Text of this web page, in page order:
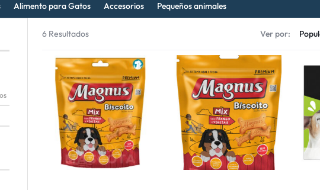
Alimento para Gatos Accesorios Pequeños animales
6 Resultados Ver por: